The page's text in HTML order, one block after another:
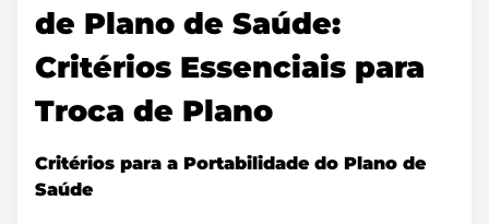
de Plano de Saúde:
Critérios Essenciais para
Troca de Plano
Critérios para a Portabilidade do Plano de
Saúde